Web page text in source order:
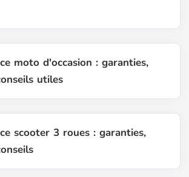
moto d'occasion : garanties,
utiles
scooter 3 roues : garanties,